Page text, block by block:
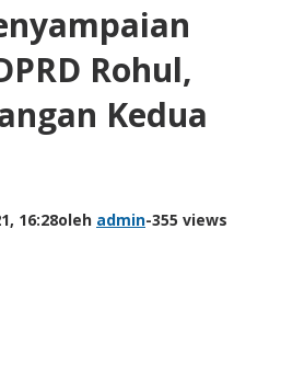
Rohul,
Kedua
16:28oleh admin-355 views